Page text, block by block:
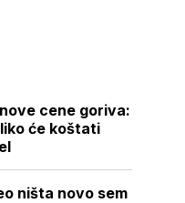
cene goriva:
će koštati
ništa novo sem